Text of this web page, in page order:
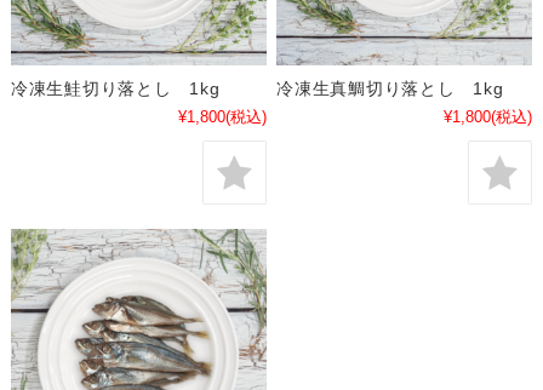
冷凍生鮭切り落とし 1kg
¥1,800(税込)
冷凍生真鯛切り落とし 1kg
¥1,800(税込)